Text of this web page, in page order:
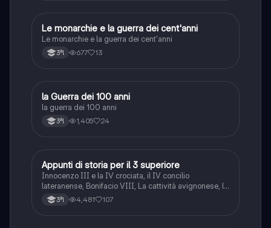
Storia
Le monarchie e la guerra dei cent'anni
Le monarchie e la guerra dei cent'anni
3ªl 677 13
Storia
la Guerra dei 100 anni
la guerra dei 100 anni
3ªl 1,405 24
Storia
Appunti di storia per il 3 superiore
Innocenzo III e la IV crociata, il IV concilio
lateranense, Bonifacio VIII, La cattività avignonese, lo
scisma d'occidente, la caduta di Costantinopoli, la
guerra dei 100 anni, la peste del '300
3ªl 4,481 107